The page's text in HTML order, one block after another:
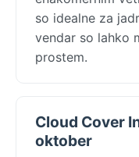
so idealne za
vendar so lahko
prostem.
Cloud Cover
oktober